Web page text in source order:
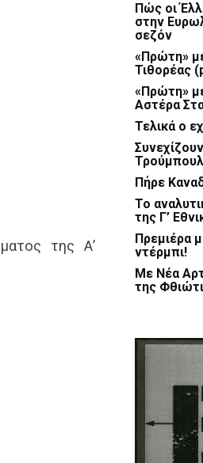
της Α’
Πώς οι
στην
σεζόν
«Πρώτη»
Τιθορέας
«Πρώτη»
Αστέρα
Τελικά ο
Πήρε
Το
της Γ’
Πρεμιέρα
ντέρμπι!
Με Νέα
της